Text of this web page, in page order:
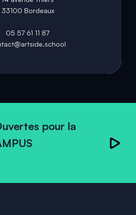
33100 Bordeaux
05 57 61 11 87
pour la